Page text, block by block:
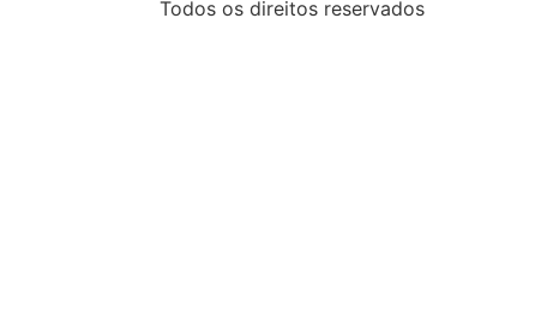
Todos os direitos reservados